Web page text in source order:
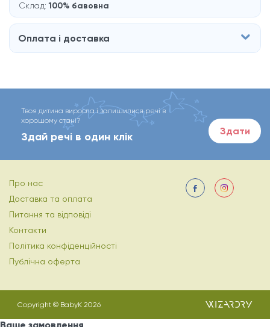
Склад:100% бавовна
Оплата і доставка
Твоя дитина виросла і залишилися речі в
хорошому стані?
Здай речі в один клік Здати
Про нас
Доставка та оплата
Питання та відповіді
Контакти
Політика конфіденційності
Публічна оферта
Copyright © BabyK 2026